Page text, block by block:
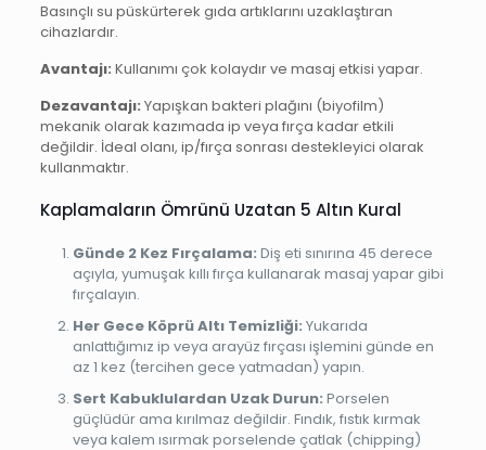
Basınçlı su püskürterek gıda artıklarını uzaklaştıran
cihazlardır.
Avantajı: Kullanımı çok kolaydır ve masaj etkisi yapar.
Dezavantajı: Yapışkan bakteri plağını (biyofilm)
mekanik olarak kazımada ip veya fırça kadar etkili
değildir. İdeal olanı, ip/fırça sonrası destekleyici olarak
kullanmaktır.
Kaplamaların Ömrünü Uzatan 5 Altın Kural
Günde 2 Kez Fırçalama: Diş eti sınırına 45 derece
açıyla, yumuşak kıllı fırça kullanarak masaj yapar gibi
fırçalayın.
Her Gece Köprü Altı Temizliği: Yukarıda
anlattığımız ip veya arayüz fırçası işlemini günde en
az 1 kez (tercihen gece yatmadan) yapın.
Sert Kabuklulardan Uzak Durun: Porselen
güçlüdür ama kırılmaz değildir. Fındık, fıstık kırmak
veya kalem ısırmak porselende çatlak (chipping)